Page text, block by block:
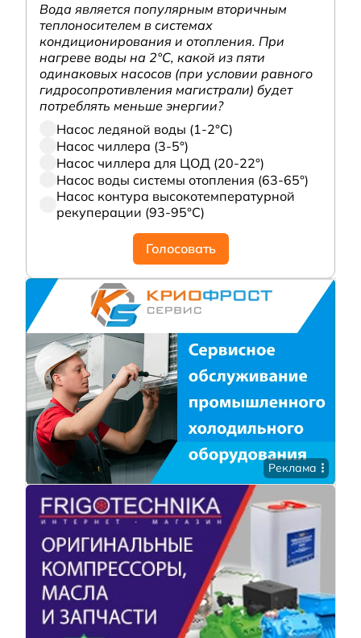
Вода является популярным вторичным
теплоносителем в системах
кондиционирования и отопления. При
нагреве воды на 2°С, какой из пяти
одинаковых насосов (при условии равного
гидросопротивления магистрали) будет
потреблять меньше энергии?
Насос ледяной воды (1-2°С)
Насос чиллера (3-5°)
Насос чиллера для ЦОД (20-22°)
Насос воды системы отопления (63-65°)
Насос контура высокотемпературной
рекуперации (93-95°С)
Голосовать
Реклама